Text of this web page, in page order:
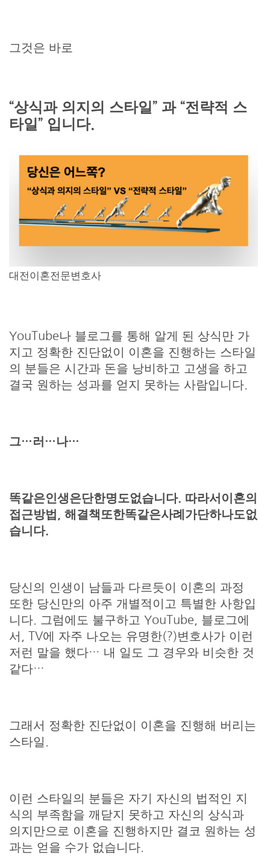
그것은 바로
“상식과 의지의 스타일” 과 “전략적 스
타일” 입니다.
대전이혼전문변호사
YouTube나 블로그를 통해 알게 된 상식만 가
지고 정확한 진단없이 이혼을 진행하는 스타일
의 분들은 시간과 돈을 낭비하고 고생을 하고
결국 원하는 성과를 얻지 못하는 사람입니다.
그…러…나…
똑같은인생은단한명도없습니다. 따라서이혼의
접근방법, 해결책또한똑같은사례가단하나도없
습니다.
당신의 인생이 남들과 다르듯이 이혼의 과정
또한 당신만의 아주 개별적이고 특별한 사항입
니다. 그럼에도 불구하고 YouTube, 블로그에
서, TV에 자주 나오는 유명한(?)변호사가 이런
저런 말을 했다… 내 일도 그 경우와 비슷한 것
같다…
그래서 정확한 진단없이 이혼을 진행해 버리는
스타일.
이런 스타일의 분들은 자기 자신의 법적인 지
식의 부족함을 깨닫지 못하고 자신의 상식과
의지만으로 이혼을 진행하지만 결코 원하는 성
과는 얻을 수가 없습니다.